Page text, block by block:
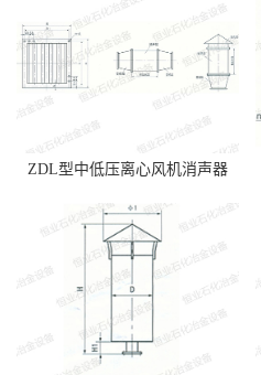
ZDL型中低压离心风机消声器